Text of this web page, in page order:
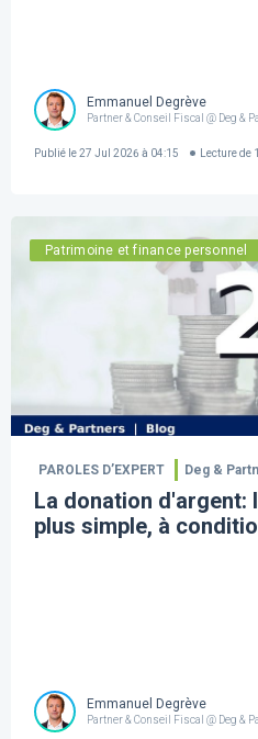
Emmanuel Degrève
Partner & Conseil Fiscal @ Deg &
Publié le27 Jul 2026 à 04:15 Lecture de
Patrimoine et finance personnel
PAROLES D’EXPERT Deg &
La donation d'argent:
plus simple, à
Emmanuel Degrève
Partner & Conseil Fiscal @ Deg &